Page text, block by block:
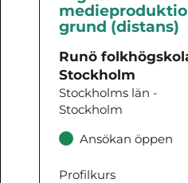
grund (distans)
Runö
Stockholm
Stockholms län -
Stockholm
Ansökan öppen
Profilkurs